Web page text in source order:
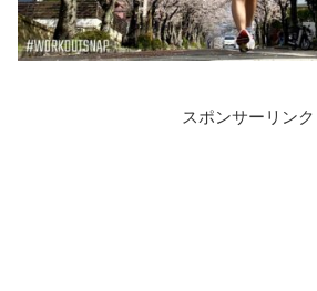
スポンサーリンク